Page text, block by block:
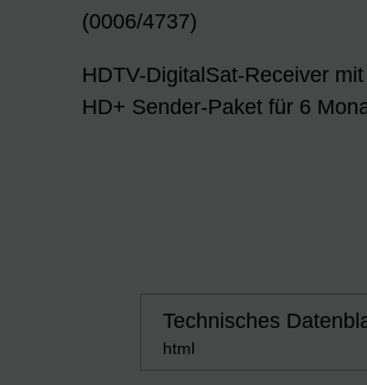
(0006/4737)
HDTV-DigitalSat-Receiver
HD+ Sender-Paket für 6
Technisches
html